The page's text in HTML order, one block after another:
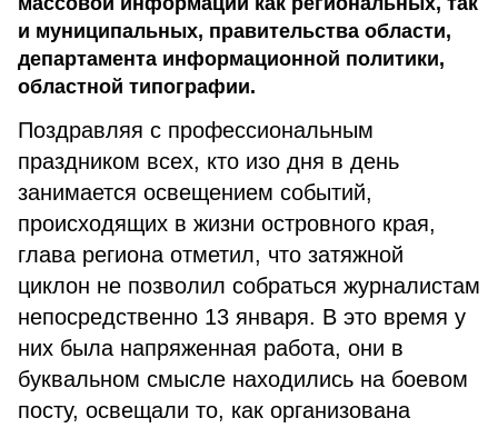
и муниципальных, правительства области,
департамента информационной политики,
областной типографии.
Поздравляя с профессиональным
праздником всех, кто изо дня в день
занимается освещением событий,
происходящих в жизни островного края,
глава региона отметил, что затяжной
циклон не позволил собраться журналистам
непосредственно 13 января. В это время у
них была напряженная работа, они в
буквальном смысле находились на боевом
посту, освещали то, как организована